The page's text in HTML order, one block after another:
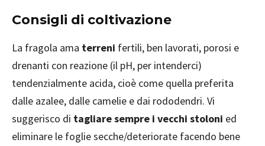
Consigli di coltivazione
La fragola ama terreni fertili, ben lavorati, porosi e
drenanti con reazione (il pH, per intenderci)
tendenzialmente acida, cioè come quella preferita
dalle azalee, dalle camelie e dai rododendri. Vi
suggerisco di tagliare sempre i vecchi stoloni ed
eliminare le foglie secche/deteriorate facendo bene